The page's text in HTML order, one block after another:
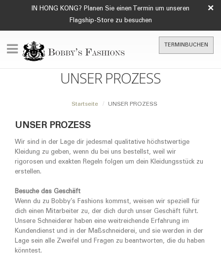
IN HONG KONG? Planen Sie einen Termin um unseren
Flagship-Store zu besuchen
×
TERMINBUCHEN
UNSER PROZESS
Startseite UNSER PROZESS
UNSER PROZESS
Wir sind in der Lage dir jedesmal qualitative höchstwertige
Kleidung zu geben, wenn du bei uns bestellst, weil wir
rigorosen und exakten Regeln folgen um dein Kleidungsstück zu
erstellen.
Besuche das Geschäft
Wenn du zu Bobby’s Fashions kommst, weisen wir speziell für
dich einen Mitarbeiter zu, der dich durch unser Geschäft führt.
Unsere Schneiderer haben eine weitreichende Erfahrung im
Kundendienst und in der Maßschneiderei, und sie werden in der
Lage sein alle Zweifel und Fragen zu beantworten, die du haben
könntest.